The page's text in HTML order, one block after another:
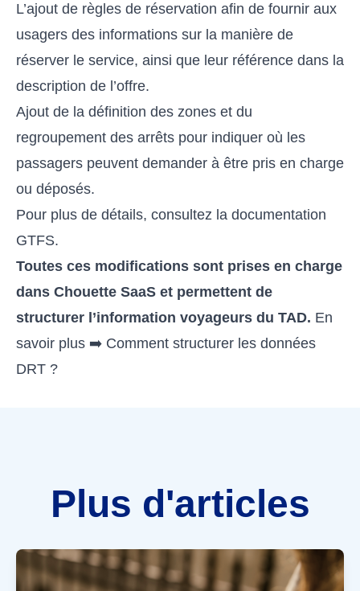
L’ajout de règles de réservation afin de fournir aux
usagers des informations sur la manière de
réserver le service, ainsi que leur référence dans la
description de l’offre.
Ajout de la définition des zones et du
regroupement des arrêts pour indiquer où les
passagers peuvent demander à être pris en charge
ou déposés.
Pour plus de détails, consultez la documentation
GTFS.
Toutes ces modifications sont prises en charge
dans Chouette SaaS et permettent de
structurer l’information voyageurs du TAD. En
savoir plus ➡️ Comment structurer les données
DRT ?
Plus d'articles